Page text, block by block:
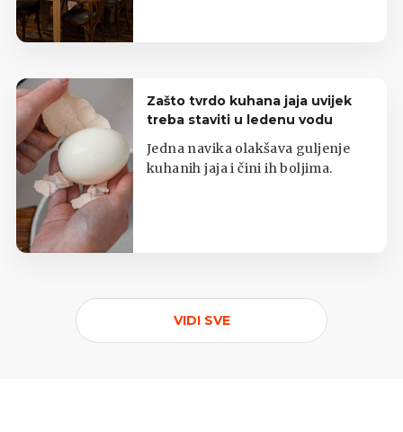
Zašto tvrdo kuhana jaja uvijek
treba staviti u ledenu vodu
Jedna navika olakšava guljenje
kuhanih jaja i čini ih boljima.
VIDI SVE